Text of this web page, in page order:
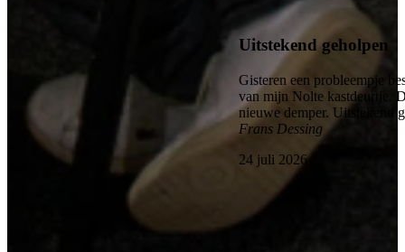
Uitstekend geholpen
Gisteren een probleempje
van mijn Nolte kastdeurtje.
nieuwe demper. Uitstekend
Frans Dessing
24 juli 2026